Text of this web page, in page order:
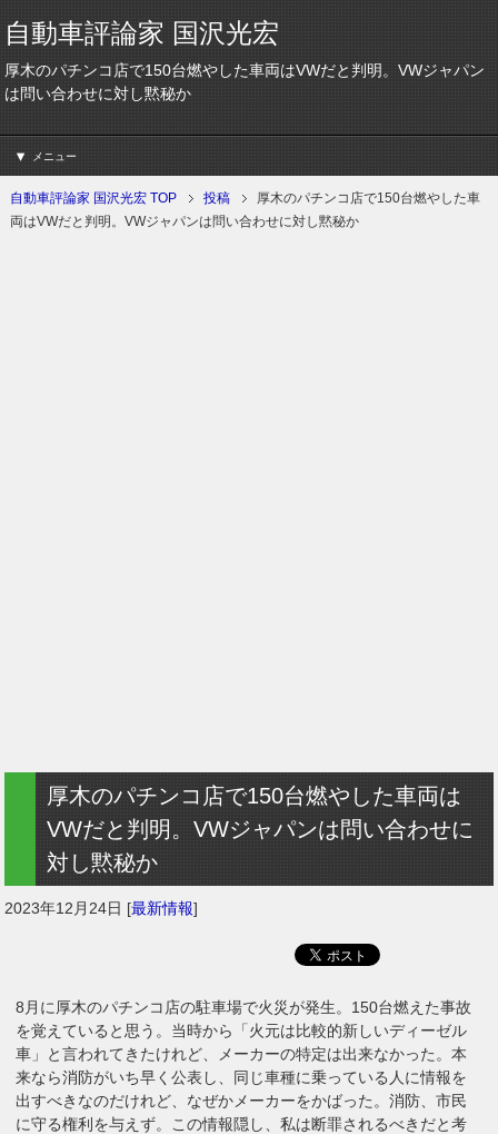
自動車評論家 国沢光宏
厚木のパチンコ店で150台燃やした車両はVWだと判明。VWジャパン
は問い合わせに対し黙秘か
メニュー
自動車評論家 国沢光宏 TOP 投稿
厚木のパチンコ店で150台燃やした車
両はVWだと判明。VWジャパンは問い合わせに対し黙秘か
厚木のパチンコ店で150台燃やした車両は
VWだと判明。VWジャパンは問い合わせに
対し黙秘か
2023年12月24日 [最新情報]
8月に厚木のパチンコ店の駐車場で火災が発生。150台燃えた事故
を覚えていると思う。当時から「火元は比較的新しいディーゼル
車」と言われてきたけれど、メーカーの特定は出来なかった。本
来なら消防がいち早く公表し、同じ車種に乗っている人に情報を
出すべきなのだけれど、なぜかメーカーをかばった。消防、市民
に守る権利を与えず。この情報隠し、私は断罪されるべきだと考